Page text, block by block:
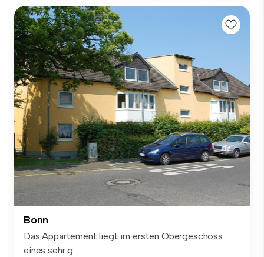
Bonn
Das Appartement liegt im ersten Obergeschoss
eines sehr g...